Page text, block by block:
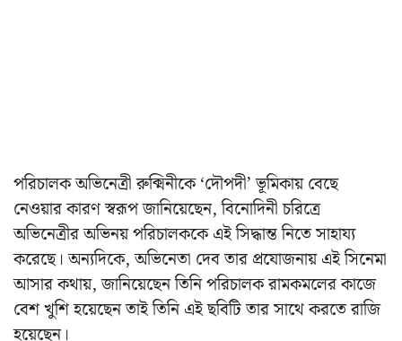
পরিচালক অভিনেত্রী রুক্মিনীকে ‘দৌপদী’ ভূমিকায় বেছে
নেওয়ার কারণ স্বরূপ জানিয়েছেন, বিনোদিনী চরিত্রে
অভিনেত্রীর অভিনয় পরিচালককে এই সিদ্ধান্ত নিতে সাহায্য
করেছে। অন্যদিকে, অভিনেতা দেব তার প্রযোজনায় এই সিনেমা
আসার কথায়, জানিয়েছেন তিনি পরিচালক রামকমলের কাজে
বেশ খুশি হয়েছেন তাই তিনি এই ছবিটি তার সাথে করতে রাজি
হয়েছেন।